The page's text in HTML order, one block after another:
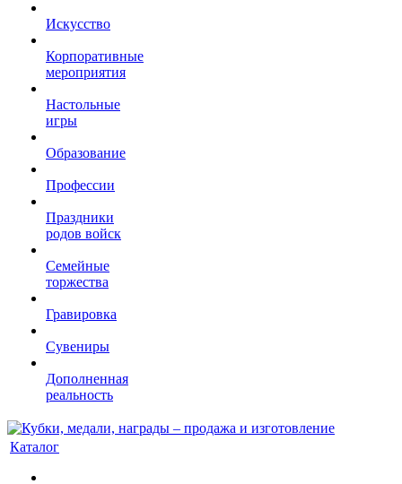
Искусство
Корпоративные
мероприятия
Настольные
игры
Образование
Профессии
Праздники
родов войск
Семейные
торжества
Гравировка
Сувениры
Дополненная
реальность
Каталог